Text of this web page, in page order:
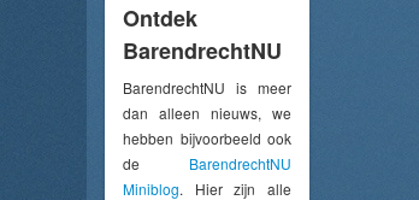
Ontdek
BarendrechtNU
BarendrechtNU is meer
dan alleen nieuws, we
hebben bijvoorbeeld ook
de BarendrechtNU
Miniblog. Hier zijn alle